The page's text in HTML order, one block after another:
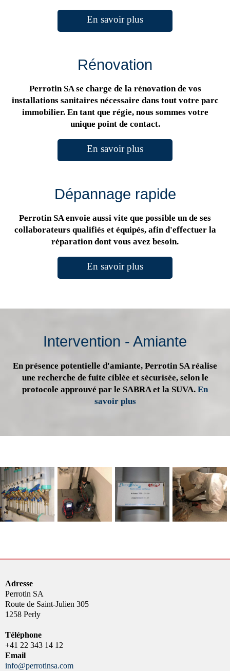
En savoir plus
Rénovation
Perrotin SA se charge de la rénovation de vos
installations sanitaires nécessaire dans tout votre parc
immobilier. En tant que régie, nous sommes votre
unique point de contact.
En savoir plus
Dépannage rapide
Perrotin SA envoie aussi vite que possible un de ses
collaborateurs qualifiés et équipés, afin d'effectuer la
réparation dont vous avez besoin.
En savoir plus
Intervention - Amiante
En présence potentielle d'amiante, Perrotin SA réalise
une recherche de fuite ciblée et sécurisée, selon le
protocole approuvé par le SABRA et la SUVA. En
savoir plus
Adresse
Perrotin SA
Route de Saint-Julien 305
1258 Perly
Téléphone
+41 22 343 14 12
Email
info@perrotinsa.com